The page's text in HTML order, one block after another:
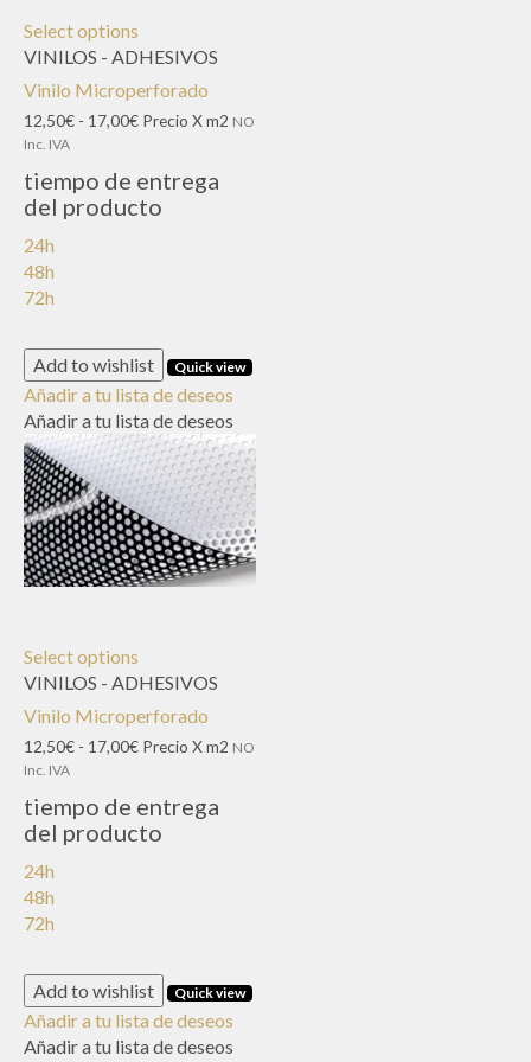
Select options
VINILOS - ADHESIVOS
Vinilo Microperforado
12,50€ - 17,00€Rango
desde
12,50€
Precio X m2 NO
Inc. IVA
tiempo de entrega
del producto
24h
48h
72h
Add to wishlist Quick view
Añadir a tu lista de deseos
Añadir a tu lista de deseos
Select options
VINILOS - ADHESIVOS
Vinilo Microperforado
12,50€ - 17,00€Rango
desde
12,50€
Precio X m2 NO
Inc. IVA
tiempo de entrega
del producto
24h
48h
72h
Add to wishlist Quick view
Añadir a tu lista de deseos
Añadir a tu lista de deseos